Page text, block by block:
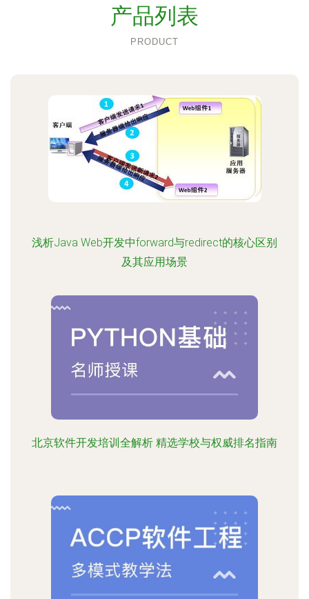
产品列表
PRODUCT
浅析Java Web开发中forward与redirect的核心区别
及其应用场景
北京软件开发培训全解析 精选学校与权威排名指南